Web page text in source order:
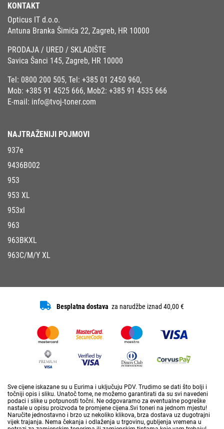
KONTAKT
Opticus IT d.o.o.
Antuna Branka Šimića 22, Zagreb, HR 10000
PRODAJA / URED / SKLADIŠTE
Savica Šanci 145, Zagreb, HR 10000
Tel: 0800 200 505, Tel: +385 01 2450 960,
Mob: +385 91 4525 666, Mob2: +385 91 4535 666
E-mail: info@tvoj-toner.com
NAJTRAŽENIJI POJMOVI
937e
9436B002
953
953 XL
953xl
963
963BKXL
963C/M/Y XL
Besplatna dostava za narudžbe iznad 40,00 €
Sve cijene iskazane su u Eurima i uključuju PDV. Trudimo se dati što bolji i
točniji opis i sliku. Unatoč tome, ne možemo garantirati da su svi navedeni
podaci i slike u potpunosti točni. Ne odgovaramo za eventualne pogreške
nastale u opisu proizvoda te promjene cijena.Svi toneri na jednom mjestu!
Naručite jednostavno i brzo uz nekoliko klikova, brza dostava uz dugotrajni
vijek trajanja. Nema čekanja i odlaženja u trgovinu, gubljenja vremena u